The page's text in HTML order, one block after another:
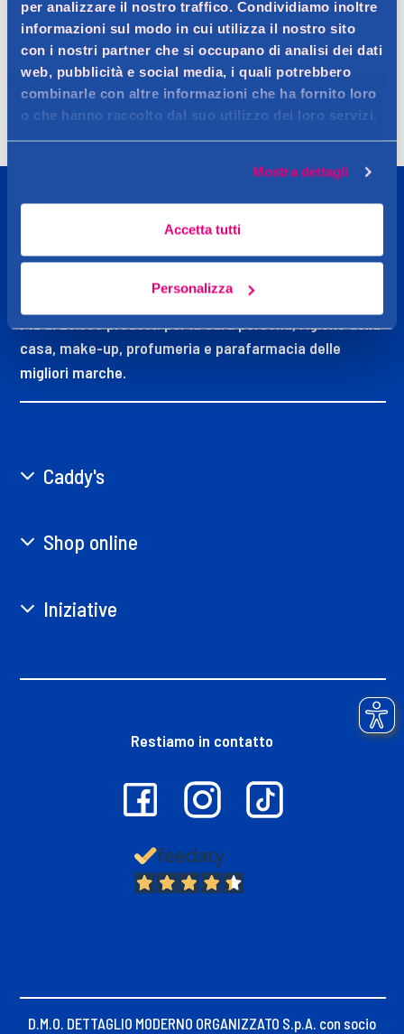
per analizzare il nostro traffico. Condividiamo inoltre
informazioni sul modo in cui utilizza il nostro sito
con i nostri partner che si occupano di analisi dei dati
web, pubblicità e social media, i quali potrebbero
combinarle con altre informazioni che ha fornito loro
o che hanno raccolto dal suo utilizzo dei loro servizi.
Mostra dettagli
Accetta tutti
Personalizza
Spedizione Resi Contattaci Faq
OGGI MI VOGLIO BENE
Più di 20.000 prodotti per la cura persona, l’igiene della
casa, make-up, profumeria e parafarmacia delle
migliori marche.
Caddy's
Shop online
Iniziative
Restiamo in contatto
D.M.O. DETTAGLIO MODERNO ORGANIZZATO S.p.A. con socio